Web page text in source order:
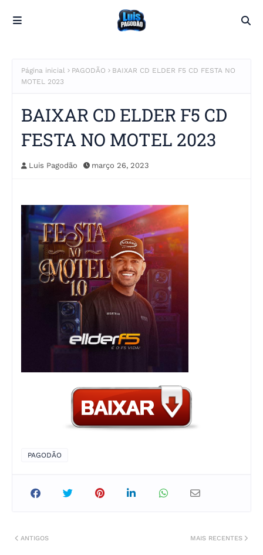
Página inicial PAGODÃO
BAIXAR CD ELDER F5 CD FESTA NO
MOTEL 2023
BAIXAR CD ELDER F5 CD
FESTA NO MOTEL 2023
Luis Pagodão março 26, 2023
PAGODÃO
MAIS RECENTES
ANTIGOS